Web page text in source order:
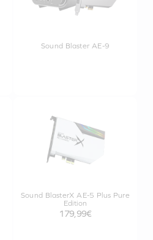
Sound Blaster AE-9
Sound BlasterX AE-5 Plus Pure
Edition
179,99€